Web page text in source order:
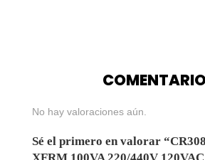
No hay valoraciones aún.
Sé el primero en valorar
XFRM 100VA 220/440V